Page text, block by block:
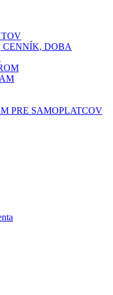
DOBA
PRE SAMOPLATCOV